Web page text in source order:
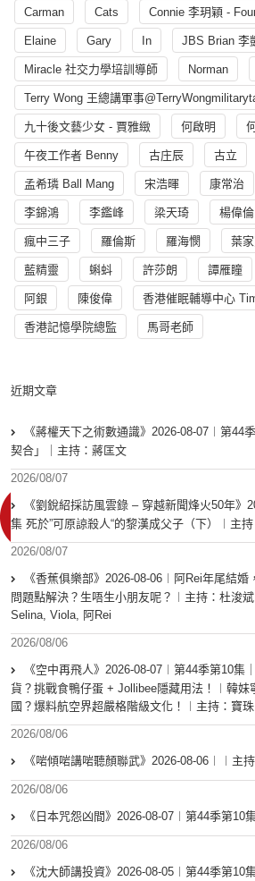
Carman Cats Connie 李玥穎 -
Elaine Gary In JBS Brian 李
Miracle 社交力學培訓導師 Norman
Terry Wong 王總講軍事
九十後文藝少女 - 賈雅緻 何啟明
午夜工作者 Benny 古庄辰 古立
孟希璘 Ball Mang 宋浩暉 康常治
李錦鴻 李鑑峰 梁天琦 楊偉倫
瘋中三子 羅倫斯 羅海憫 葉
藍精靈 蝌蚪 許莎朗 譚雁瞳
阿銀 陳俊偉 香港催眠輔導中心
香港記憶學院總監 馬哥老師
近期文章
《蔣權天下之術數通識》2026-08-07︱第44
契合」｜主持：蔣匡文
2026/08/07
《劉銳紹採訪風雲錄 – 穿越新聞烽火50年》
集 死於”可原諒殺人“的黎漢成父子（下）︱主持
2026/08/07
《香蕉俱樂部》2026-08-06︱阿Rei年尾結
問題點解決？生唔生小朋友呢？︱主持：杜浚
Selina, Viola, 阿Rei
2026/08/06
《空中再飛人》2026-08-07︱第44季第10集
貨？挑戰食鴨仔蛋 + Jollibee隱藏用法！︱韓妹
國？爆料航空界超嚴格階級文化！︱主持：寶
2026/08/06
《啱傾啱講啱聽顏聯武》2026-08-06︱︱主
2026/08/06
《日本咒怨凶間》2026-08-07︱第44季第10
2026/08/06
《沈大師講投資》2026-08-05︱第44季第10